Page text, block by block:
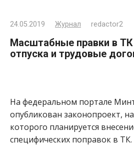
24.05.2019 Журнал redactor2
Масштабные правки в
отпуска и трудовые
На федеральном портале
опубликован законопроект,
которого планируется
специфических поправок в